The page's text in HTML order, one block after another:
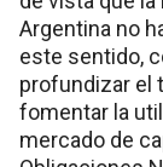
Argentina no
este sentido,
profundizar el
fomentar la
mercado de